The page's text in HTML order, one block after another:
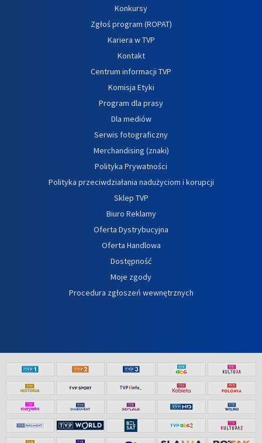
Konkursy
Zgłoś program (ROPAT)
Kariera w TVP
Kontakt
Centrum informacji TVP
Komisja Etyki
Program dla prasy
Dla mediów
Serwis fotograficzny
Merchandising (znaki)
Polityka Prywatności
Polityka przeciwdziałania nadużyciom i korupcji
Sklep TVP
Biuro Reklamy
Oferta Dystrybucyjna
Oferta Handlowa
Dostępność
Moje zgody
Procedura zgłoszeń wewnętrznych